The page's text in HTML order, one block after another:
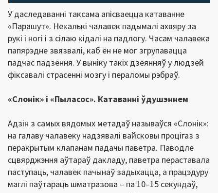
У даследаванні таксама апісваецца катаванне
«Парашут». Некалькі чалавек падымалі ахвяру за
рукі і ногі і з сілаю кідалі на падлогу. Часам чалавека
папярэдне звязвалі, каб ён не мог згрупавацца
падчас падзення. У выніку такіх дзеянняў у людзей
фіксавалі страсенні мозгу і пераломы рэбраў.
«Слонік» і «Пыласос». Катаванні ўдушэннем
Адзін з самых вядомых метадаў называўся «Слонік»:
на галаву чалавеку надзявалі вайсковы процігаз з
перакрытым клапанам падачы паветра. Паводле
сцвярджэння аўтараў дакладу, паветра пераставала
паступаць, чалавек пачынаў задыхацца, а працэдуру
маглі паўтараць шматразова – па 10–15 секундаў,